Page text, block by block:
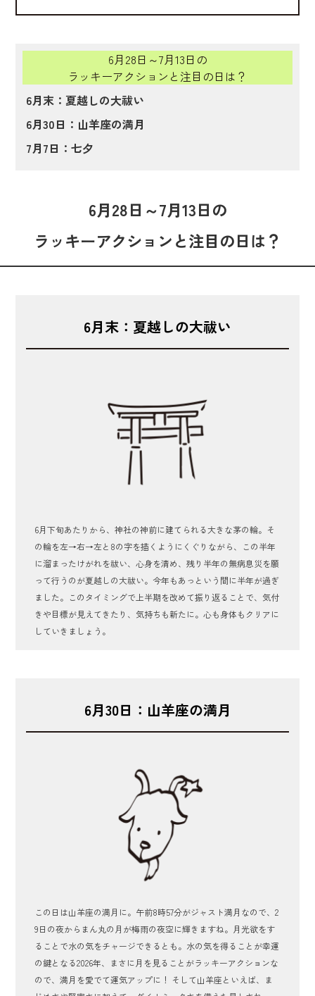
6月28日～7月13日の
ラッキーアクションと注目の日は？
6月末：夏越しの大祓い
6月30日：山羊座の満月
7月7日：七夕
6月28日～7月13日の
ラッキーアクションと注目の日は？
6月末：夏越しの大祓い
6月下旬あたりから、神社の神前に建てられる大きな茅の輪。そ
の輪を左→右→左と8の字を描くようにくぐりながら、この半年
に溜まったけがれを祓い、心身を清め、残り半年の無病息災を願
って行うのが夏越しの大祓い。今年もあっという間に半年が過ぎ
ました。このタイミングで上半期を改めて振り返ることで、気付
きや目標が見えてきたり、気持ちも新たに。心も身体もクリアに
していきましょう。
6月30日：山羊座の満月
この日は山羊座の満月に。午前8時57分がジャスト満月なので、2
9日の夜からまん丸の月が梅雨の夜空に輝きますね。月光欲をす
ることで水の気をチャージできるとも。水の気を得ることが幸運
の鍵となる2026年、まさに月を見ることがラッキーアクションな
ので、満月を愛でて運気アップに！ そして山羊座といえば、ま